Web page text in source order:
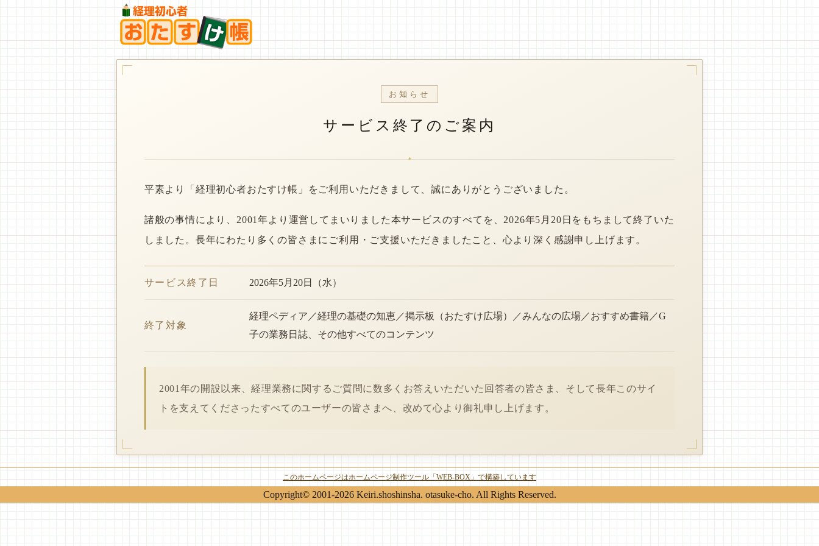
お知らせ
サービス終了のご案内
*
平素より「経理初心者おたすけ帳」をご利用いただきまして、誠にありがとうございました。
諸般の事情により、2001年より運営してまいりました本サービスのすべてを、2026年5月20日をもちまして終了いた
しました。長年にわたり多くの皆さまにご利用・ご支援いただきましたこと、心より深く感謝申し上げます。
サービス終了日 2026年5月20日（水）
終了対象
経理ペディア／経理の基礎の知恵／掲示板（おたすけ広場）／みんなの広場／おすすめ書籍／G
子の業務日誌、その他すべてのコンテンツ
2001年の開設以来、経理業務に関するご質問に数多くお答えいただいた回答者の皆さま、そして長年このサイ
トを支えてくださったすべてのユーザーの皆さまへ、改めて心より御礼申し上げます。
このホームページはホームページ制作ツール「WEB-BOX」で構築しています
Copyright© 2001-2026 Keiri.shoshinsha. otasuke-cho. All Rights Reserved.